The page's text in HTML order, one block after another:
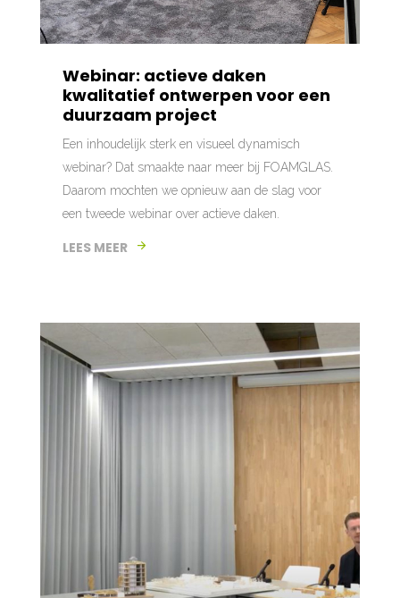
Webinar: actieve daken
kwalitatief ontwerpen voor een
duurzaam project
Een inhoudelijk sterk en visueel dynamisch
webinar? Dat smaakte naar meer bij FOAMGLAS.
Daarom mochten we opnieuw aan de slag voor
een tweede webinar over actieve daken.
LEES MEER